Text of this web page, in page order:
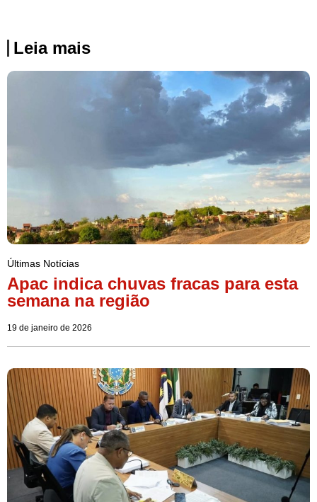
Leia mais
Últimas Notícias
Apac indica chuvas fracas para esta
semana na região
19 de janeiro de 2026